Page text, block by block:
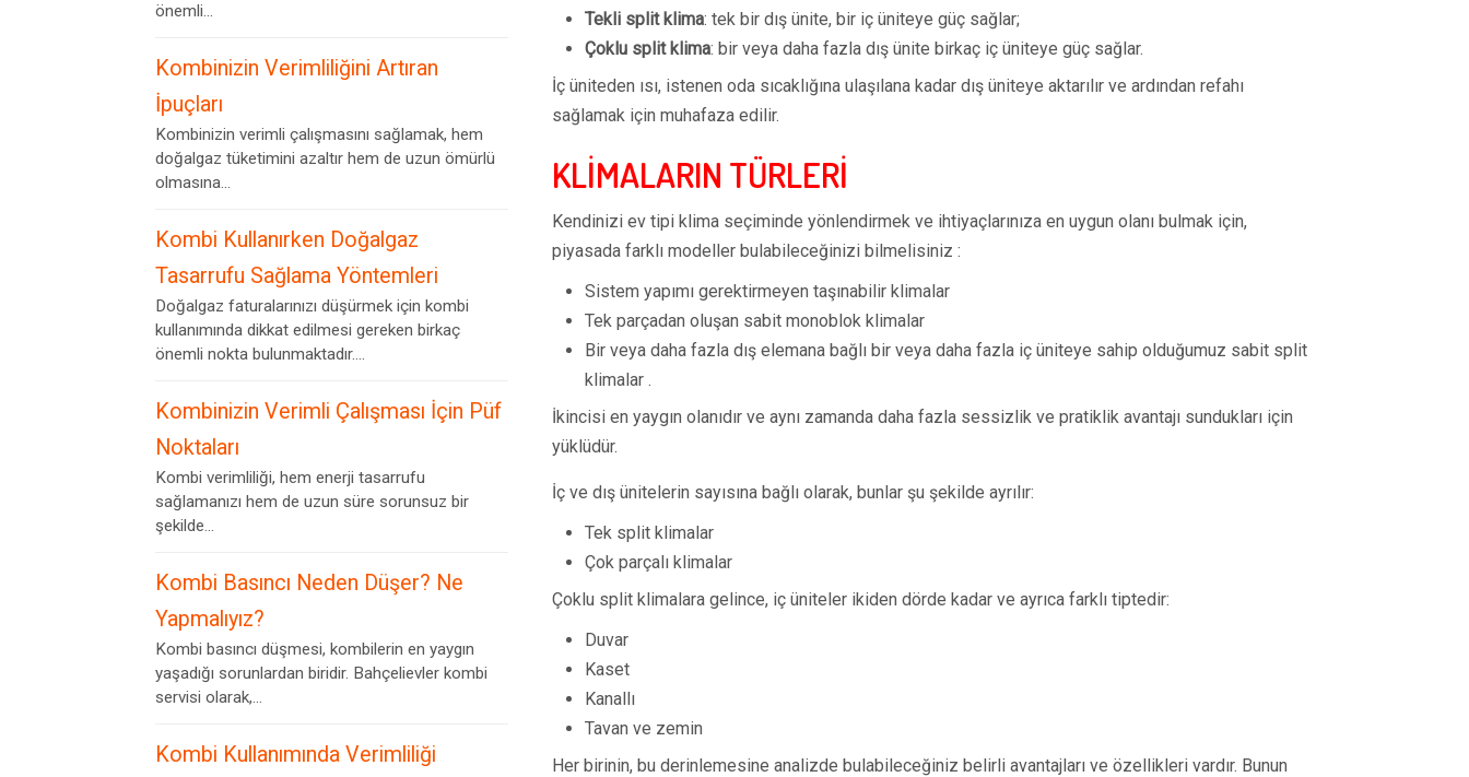
Tekli split klima: tek bir dış ünite, bir iç üniteye güç sağlar;
Çoklu split klima: bir veya daha fazla dış ünite birkaç iç üniteye güç sağlar.
İç üniteden ısı, istenen oda sıcaklığına ulaşılana kadar dış üniteye aktarılır ve ardından refahı
sağlamak için muhafaza edilir.
KLİMALARIN TÜRLERİ
Kendinizi ev tipi klima seçiminde yönlendirmek ve ihtiyaçlarınıza en uygun olanı bulmak için,
piyasada farklı modeller bulabileceğinizi bilmelisiniz :
Sistem yapımı gerektirmeyen taşınabilir klimalar
Tek parçadan oluşan sabit monoblok klimalar
Bir veya daha fazla dış elemana bağlı bir veya daha fazla iç üniteye sahip olduğumuz sabit split
klimalar .
İkincisi en yaygın olanıdır ve aynı zamanda daha fazla sessizlik ve pratiklik avantajı sundukları için
yüklüdür.
İç ve dış ünitelerin sayısına bağlı olarak, bunlar şu şekilde ayrılır:
Tek split klimalar
Çok parçalı klimalar
Çoklu split klimalara gelince, iç üniteler ikiden dörde kadar ve ayrıca farklı tiptedir:
Duvar
Kaset
Kanallı
Tavan ve zemin
Her birinin, bu derinlemesine analizde bulabileceğiniz belirli avantajları ve özellikleri vardır. Bunun
önemli...
Kombinizin Verimliliğini Artıran
İpuçları
Kombinizin verimli çalışmasını sağlamak, hem
doğalgaz tüketimini azaltır hem de uzun ömürlü
olmasına...
Kombi Kullanırken Doğalgaz
Tasarrufu Sağlama Yöntemleri
Doğalgaz faturalarınızı düşürmek için kombi
kullanımında dikkat edilmesi gereken birkaç
önemli nokta bulunmaktadır....
Kombinizin Verimli Çalışması İçin Püf
Noktaları
Kombi verimliliği, hem enerji tasarrufu
sağlamanızı hem de uzun süre sorunsuz bir
şekilde...
Kombi Basıncı Neden Düşer? Ne
Yapmalıyız?
Kombi basıncı düşmesi, kombilerin en yaygın
yaşadığı sorunlardan biridir. Bahçelievler kombi
servisi olarak,...
Kombi Kullanımında Verimliliği